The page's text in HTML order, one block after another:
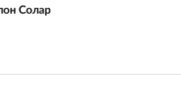
Солар